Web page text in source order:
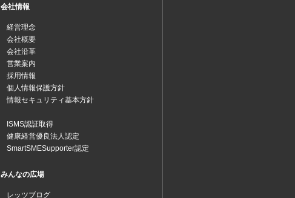
会社情報
経営理念
会社概要
会社沿革
営業案内
採用情報
個人情報保護方針
情報セキュリティ基本方針
ISMS認証取得
健康経営優良法人認定
SmartSMESupporter認定
みんなの広場
レッツブログ